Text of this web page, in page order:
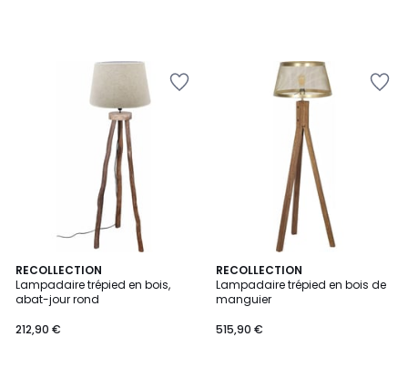
RECOLLECTION
Lampadaire trépied en bois,
abat-jour rond
212,90 €
RECOLLECTION
Lampadaire trépied en bois de
manguier
515,90 €